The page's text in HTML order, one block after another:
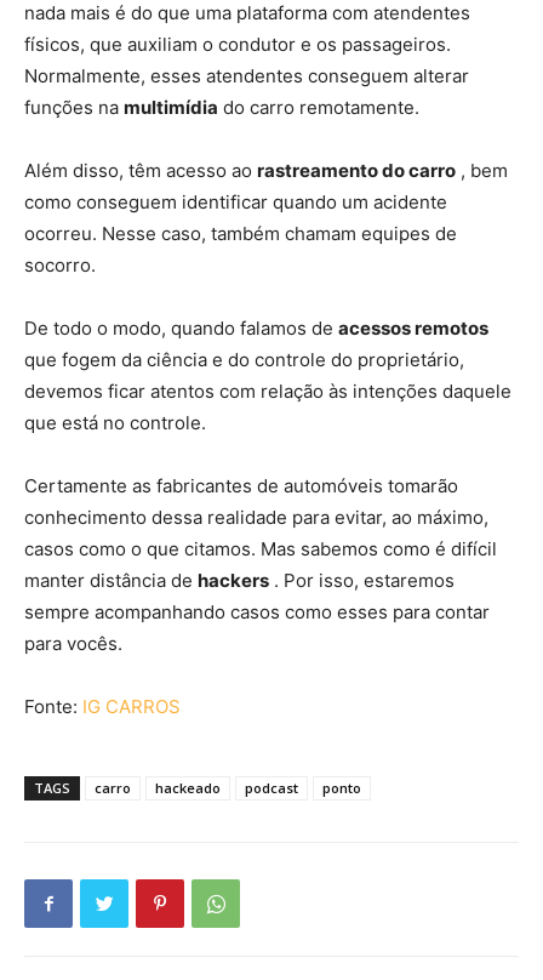
nada mais é do que uma plataforma com atendentes
físicos, que auxiliam o condutor e os passageiros.
Normalmente, esses atendentes conseguem alterar
funções na multimídia do carro remotamente.
Além disso, têm acesso ao rastreamento do carro , bem
como conseguem identificar quando um acidente
ocorreu. Nesse caso, também chamam equipes de
socorro.
De todo o modo, quando falamos de acessos remotos
que fogem da ciência e do controle do proprietário,
devemos ficar atentos com relação às intenções daquele
que está no controle.
Certamente as fabricantes de automóveis tomarão
conhecimento dessa realidade para evitar, ao máximo,
casos como o que citamos. Mas sabemos como é difícil
manter distância de hackers . Por isso, estaremos
sempre acompanhando casos como esses para contar
para vocês.
Fonte: IG CARROS
TAGS carro hackeado podcast ponto